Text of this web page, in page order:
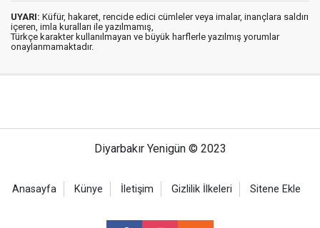
UYARI: Küfür, hakaret, rencide edici cümleler veya imalar, inançlara saldırı
içeren, imla kuralları ile yazılmamış,
Türkçe karakter kullanılmayan ve büyük harflerle yazılmış yorumlar
onaylanmamaktadır.
Diyarbakır Yenigün © 2023
Anasayfa Künye İletişim Gizlilik İlkeleri Sitene Ekle